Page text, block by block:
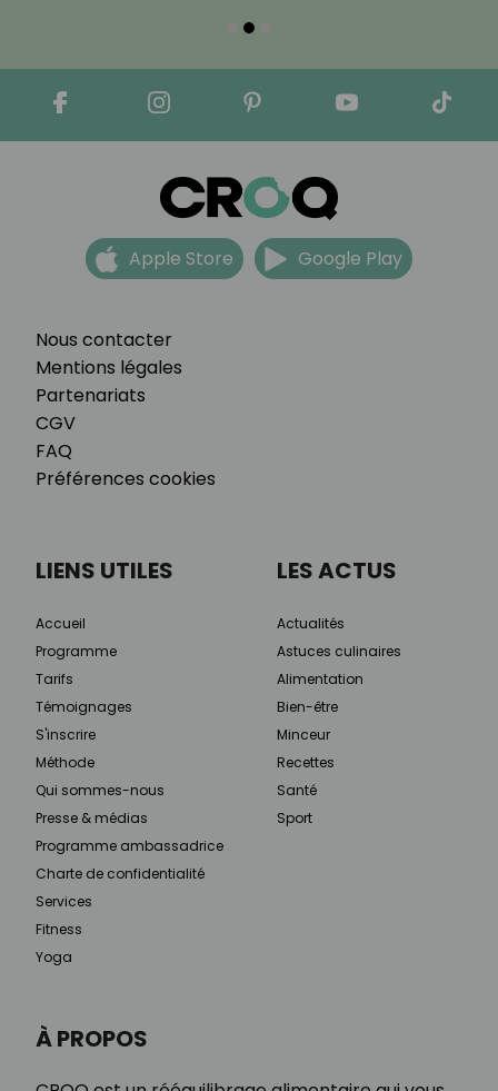
Nous contacter
Mentions légales
Partenariats
CGV
FAQ
Préférences cookies
Apple Store Google Play
À PROPOS
LIENS UTILES
Accueil
Programme
Tarifs
Témoignages
S'inscrire
Méthode
Qui sommes-nous
Presse & médias
Programme ambassadrice
Charte de confidentialité
Services
Fitness
Yoga
LES ACTUS
Actualités
Astuces culinaires
Alimentation
Bien-être
Minceur
Recettes
Santé
Sport